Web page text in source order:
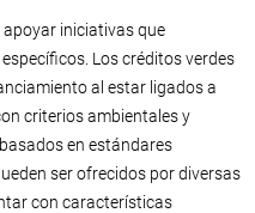
iniciativas que
Los créditos verdes
al estar ligados a
criterios ambientales y
en estándares
ser ofrecidos por diversas
con características